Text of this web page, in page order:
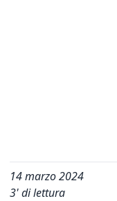
14 marzo 2024
3' di lettura